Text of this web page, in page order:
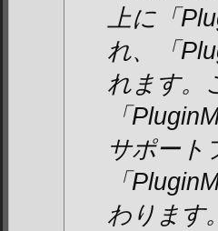
上に「
れ、「
れます。
「
サポート
「
わります